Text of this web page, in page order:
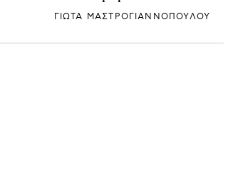
ΓΙΩΤΑ ΜΑΣΤΡΟΓΙΑΝΝΟΠΟΥΛΟΥ